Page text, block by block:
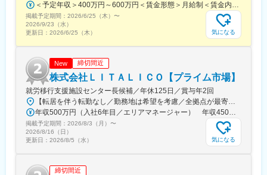
経験・無資格であっても安心できる研修制度は非常に整っていま
す。
掲載予定期間： 2026/6/25（木） 〜
2026/9/23（水）
更新日： 2026/6/25（木） 気になる
New 締切間近
株式会社ＬＩＴＡＬＩＣＯ【プライム市場】
就労移行支援施設センター長候補／年休125日／賞与年2回
掲載予定期間： 2026/8/3（月） 〜
2026/8/16（日）
更新日： 2026/8/5（水） 気になる
締切間近